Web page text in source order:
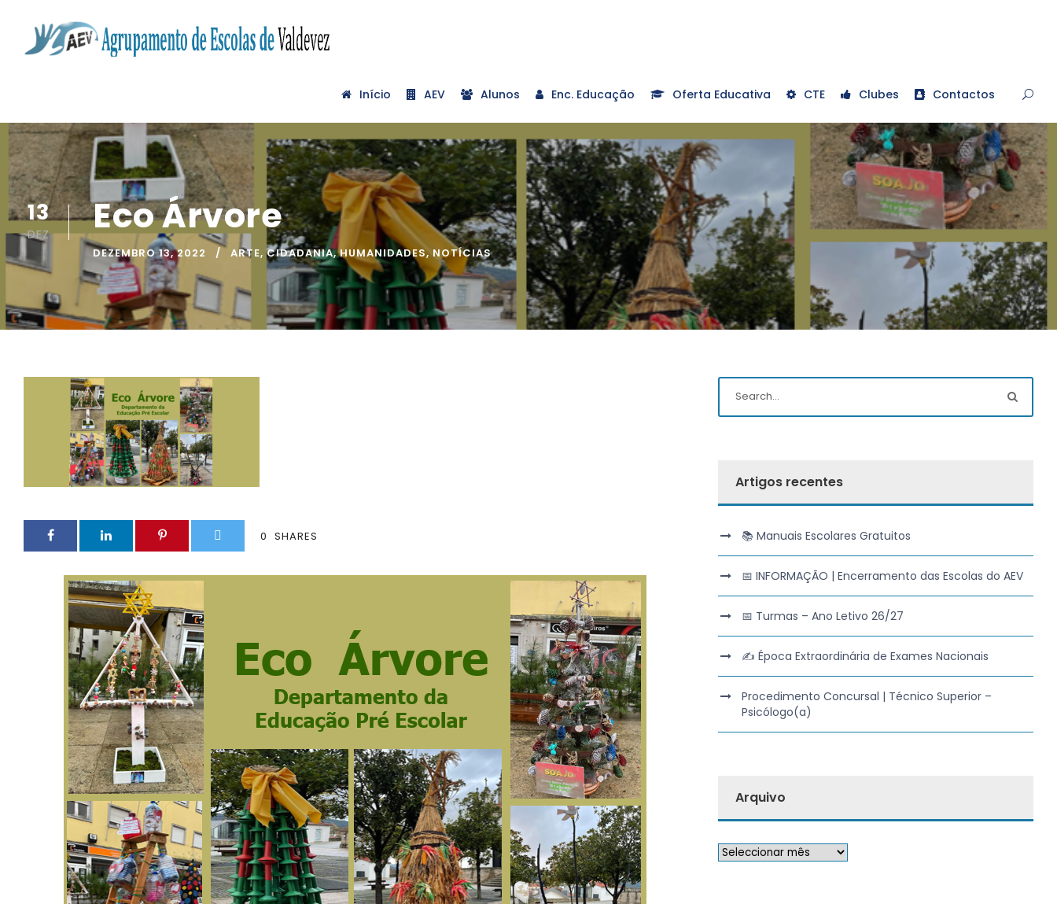
Início AEV Alunos Enc. Educação Oferta Educativa CTE Clubes Contactos
13
DEZ Eco Árvore
DEZEMBRO 13, 2022 ARTE, CIDADANIA, HUMANIDADES, NOTÍCIAS
0 SHARES
Artigos recentes
📚 Manuais Escolares Gratuitos
📅 INFORMAÇÃO | Encerramento das Escolas do AEV
📅 Turmas – Ano Letivo 26/27
✍️ Época Extraordinária de Exames Nacionais
Procedimento Concursal | Técnico Superior –
Psicólogo(a)
Arquivo